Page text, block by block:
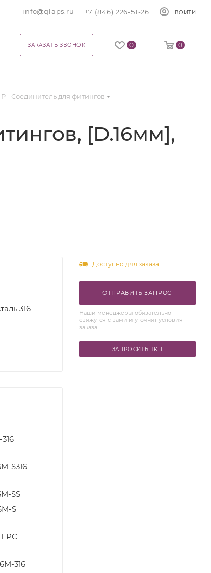
info@qlaps.ru +7 (846) 226-51-26 ВОЙТИ
0 0
ЗАКАЗАТЬ ЗВОНОК
P - Соединитель для фитингов —
[D.16мм],
316
S316
SS
S
PC
316
Доступно для заказа
ОТПРАВИТЬ ЗАПРОС
Наши менеджеры обязательно
свяжутся с вами и уточнят условия
заказа
ЗАПРОСИТЬ ТКП